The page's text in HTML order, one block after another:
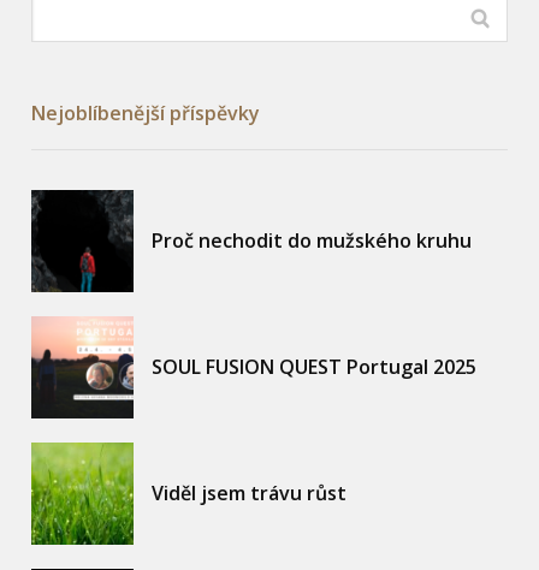
Nejoblíbenější příspěvky
Proč nechodit do mužského kruhu
SOUL FUSION QUEST Portugal 2025
Viděl jsem trávu růst